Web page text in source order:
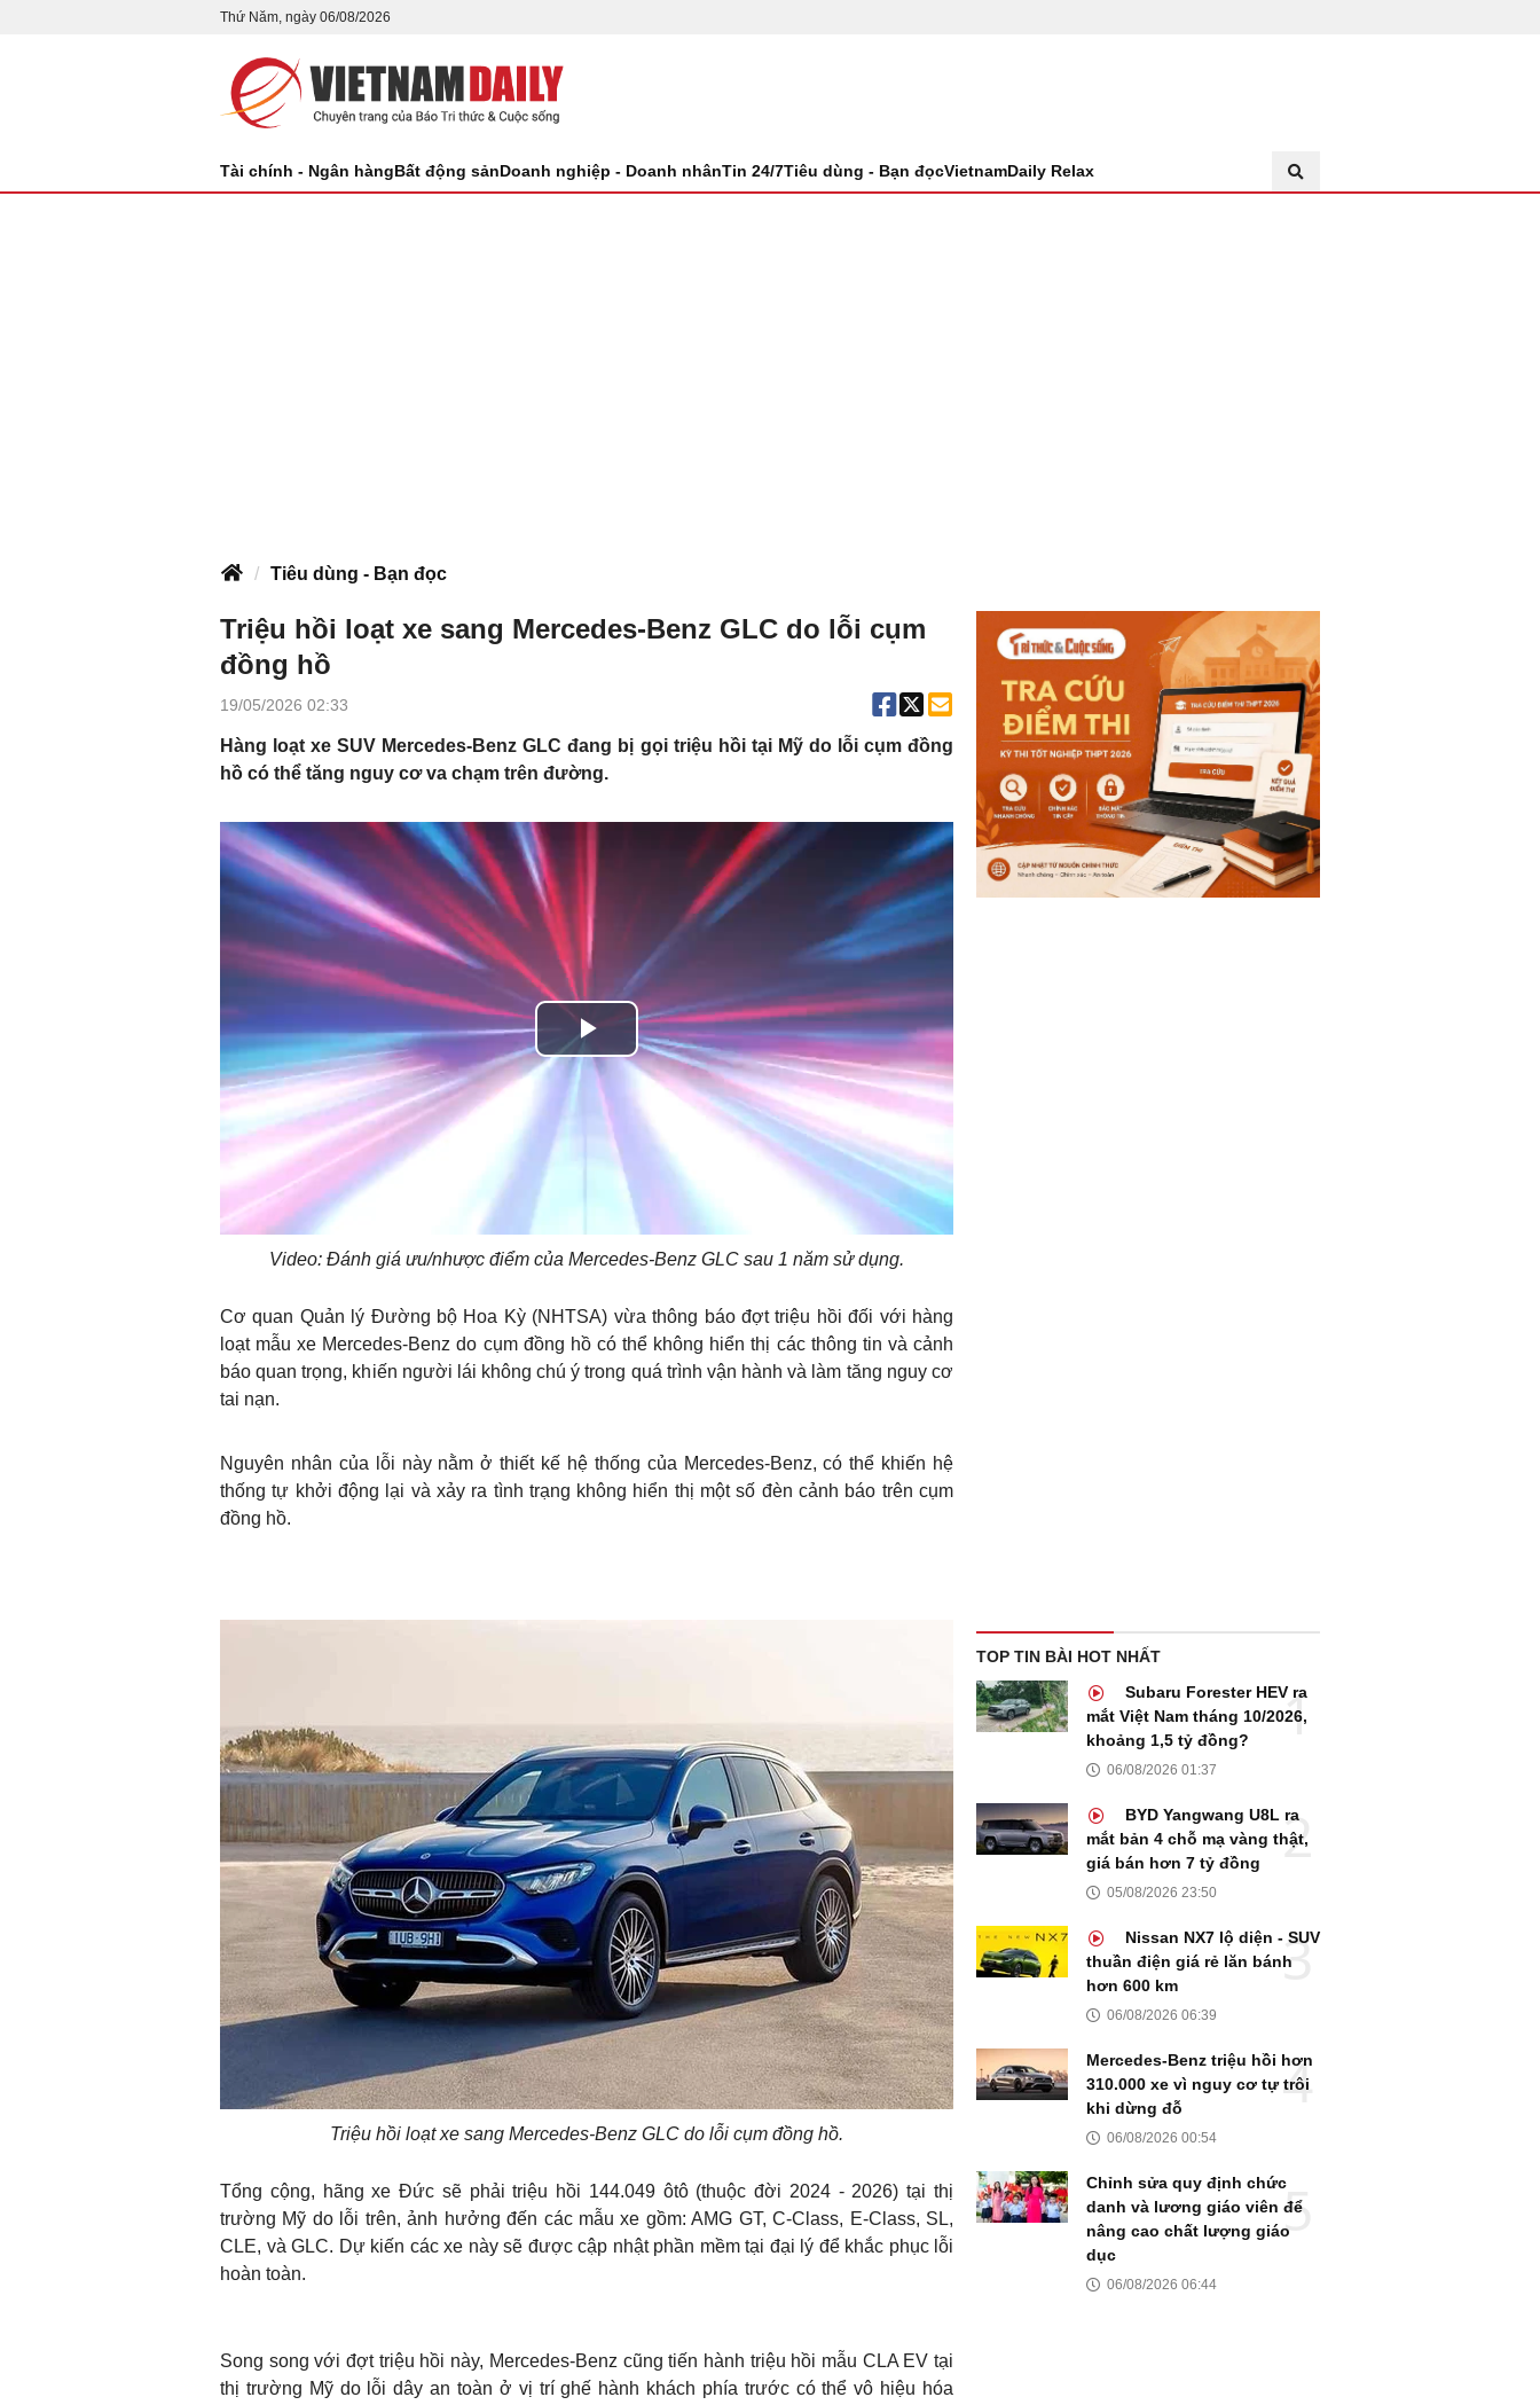
Thứ Năm, ngày 06/08/2026
Tài chính - Ngân hàngBất động sảnDoanh nghiệp - Doanh nhânTin 24/7Tiêu dùng - Bạn đọcVietnamDaily Relax
Tiêu dùng - Bạn đọc
Triệu hồi loạt xe sang Mercedes-Benz GLC do lỗi cụm
đồng hồ
19/05/2026 02:33
Hàng loạt xe SUV Mercedes-Benz GLC đang bị gọi triệu hồi tại Mỹ do lỗi cụm đồng
hồ có thể tăng nguy cơ va chạm trên đường.
Play
Video
Video: Đánh giá ưu/nhược điểm của Mercedes-Benz GLC sau 1 năm sử dụng.
Cơ quan Quản lý Đường bộ Hoa Kỳ (NHTSA) vừa thông báo đợt triệu hồi đối với hàng
loạt mẫu xe Mercedes-Benz do cụm đồng hồ có thể không hiển thị các thông tin và cảnh
báo quan trọng, khiến người lái không chú ý trong quá trình vận hành và làm tăng nguy cơ
tai nạn.
Nguyên nhân của lỗi này nằm ở thiết kế hệ thống của Mercedes-Benz, có thể khiến hệ
thống tự khởi động lại và xảy ra tình trạng không hiển thị một số đèn cảnh báo trên cụm
đồng hồ.
Triệu hồi loạt xe sang Mercedes-Benz GLC do lỗi cụm đồng hồ.
Tổng cộng, hãng xe Đức sẽ phải triệu hồi 144.049 ôtô (thuộc đời 2024 - 2026) tại thị
trường Mỹ do lỗi trên, ảnh hưởng đến các mẫu xe gồm: AMG GT, C-Class, E-Class, SL,
CLE, và GLC. Dự kiến các xe này sẽ được cập nhật phần mềm tại đại lý để khắc phục lỗi
hoàn toàn.
Song song với đợt triệu hồi này, Mercedes-Benz cũng tiến hành triệu hồi mẫu CLA EV tại
thị trường Mỹ do lỗi dây an toàn ở vị trí ghế hành khách phía trước có thể vô hiệu hóa
TOP TIN BÀI HOT NHẤT
Subaru Forester HEV ra
mắt Việt Nam tháng 10/2026,
khoảng 1,5 tỷ đồng?
06/08/2026 01:37
BYD Yangwang U8L ra
mắt bản 4 chỗ mạ vàng thật,
giá bán hơn 7 tỷ đồng
05/08/2026 23:50
Nissan NX7 lộ diện - SUV
thuần điện giá rẻ lăn bánh
hơn 600 km
06/08/2026 06:39
Mercedes-Benz triệu hồi hơn
310.000 xe vì nguy cơ tự trôi
khi dừng đỗ
06/08/2026 00:54
Chỉnh sửa quy định chức
danh và lương giáo viên để
nâng cao chất lượng giáo
dục
06/08/2026 06:44